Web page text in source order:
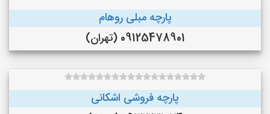
پارچه مبلی روهام
09125478901 (تهران)
پارچه فروشی اشکانی